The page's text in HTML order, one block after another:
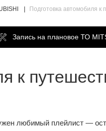
Подготовка автомобиля к
Запись на плановое ТО
к
любимый плейлист —